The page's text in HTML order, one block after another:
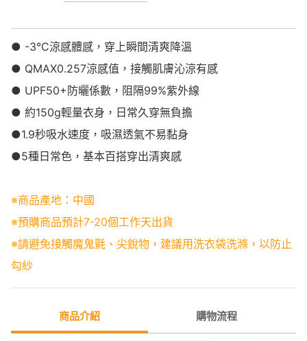
● -3°C涼感體感，穿上瞬間清爽降溫
● QMAX0.257涼感值，接觸肌膚沁涼有感
● UPF50+防曬係數，阻隔99%紫外線
● 約150g輕量衣身，日常久穿無負擔
●1.9秒吸水速度，吸濕透氣不易黏身
●5種日常色，基本百搭穿出清爽感
※商品產地：中國
※預購商品預計7-20個工作天出貨
※請避免接觸魔鬼氈、尖銳物，建議用洗衣袋洗滌，以防止
勾紗
商品介紹 購物流程